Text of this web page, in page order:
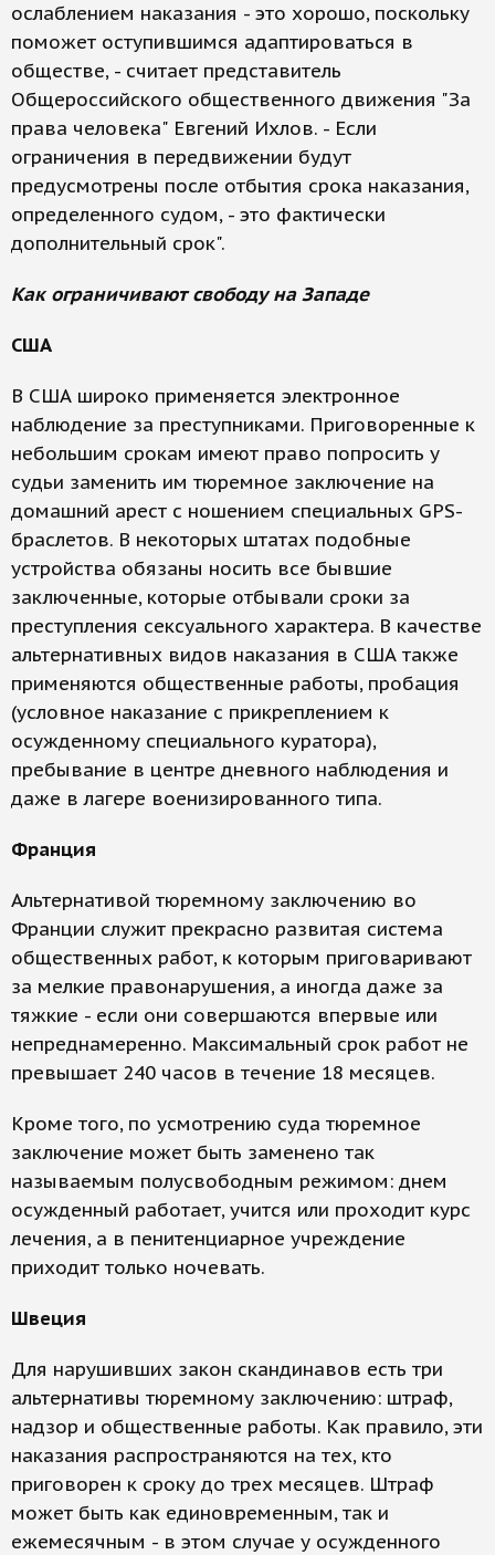
ослаблением наказания - это хорошо, поскольку
поможет оступившимся адаптироваться в
обществе, - считает представитель
Общероссийского общественного движения "За
права человека" Евгений Ихлов. - Если
ограничения в передвижении будут
предусмотрены после отбытия срока наказания,
определенного судом, - это фактически
дополнительный срок".
Как ограничивают свободу на Западе
США
В США широко применяется электронное
наблюдение за преступниками. Приговоренные к
небольшим срокам имеют право попросить у
судьи заменить им тюремное заключение на
домашний арест с ношением специальных GPS-
браслетов. В некоторых штатах подобные
устройства обязаны носить все бывшие
заключенные, которые отбывали сроки за
преступления сексуального характера. В качестве
альтернативных видов наказания в США также
применяются общественные работы, пробация
(условное наказание с прикреплением к
осужденному специального куратора),
пребывание в центре дневного наблюдения и
даже в лагере военизированного типа.
Франция
Альтернативой тюремному заключению во
Франции служит прекрасно развитая система
общественных работ, к которым приговаривают
за мелкие правонарушения, а иногда даже за
тяжкие - если они совершаются впервые или
непреднамеренно. Максимальный срок работ не
превышает 240 часов в течение 18 месяцев.
Кроме того, по усмотрению суда тюремное
заключение может быть заменено так
называемым полусвободным режимом: днем
осужденный работает, учится или проходит курс
лечения, а в пенитенциарное учреждение
приходит только ночевать.
Швеция
Для нарушивших закон скандинавов есть три
альтернативы тюремному заключению: штраф,
надзор и общественные работы. Как правило, эти
наказания распространяются на тех, кто
приговорен к сроку до трех месяцев. Штраф
может быть как единовременным, так и
ежемесячным - в этом случае у осужденного